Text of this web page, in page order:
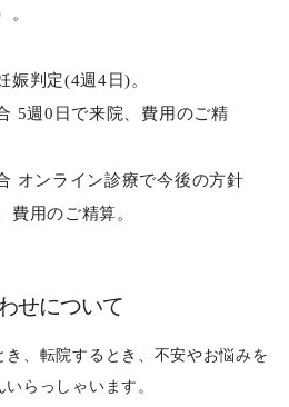
。
娠判定(4週4日)。
5週0日で来院、費用のご精
オンライン診療で今後の方針
費用のご精算。
せについて
、転院するとき、不安やお悩みを
らっしゃいます。